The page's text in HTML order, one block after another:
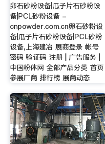
卵石砂粉设备|瓜子片石砂粉设
备|PCL砂粉设备 -
cnpowder.com.cn卵石砂粉设
备|瓜子片石砂粉设备|PCL砂粉
设备,上海建冶 展商登录 帐号
密码 验证码 注册 | 广告服务 |
中国粉体网 全部产品分类 首页
参展厂商 排行榜 展商动态